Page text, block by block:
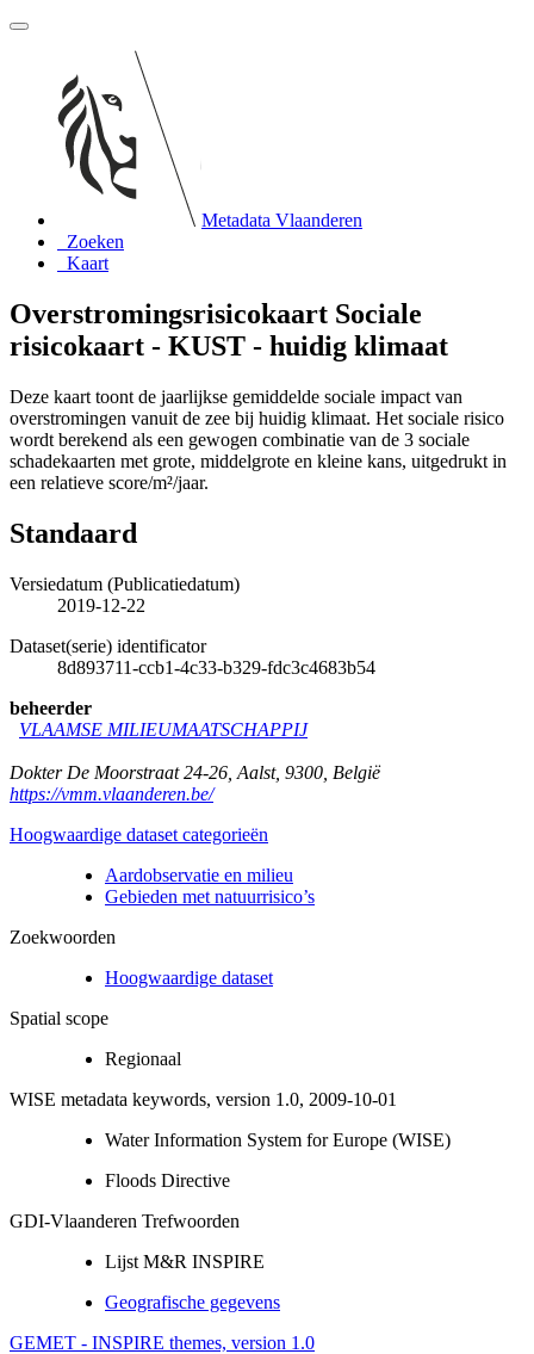
Metadata Vlaanderen
Zoeken
Kaart
Overstromingsrisicokaart Sociale
risicokaart - KUST - huidig klimaat
Deze kaart toont de jaarlijkse gemiddelde sociale impact van
overstromingen vanuit de zee bij huidig klimaat. Het sociale risico
wordt berekend als een gewogen combinatie van de 3 sociale
schadekaarten met grote, middelgrote en kleine kans, uitgedrukt in
een relatieve score/m²/jaar.
Standaard
Versiedatum (Publicatiedatum)
2019-12-22
Dataset(serie) identificator
8d893711-ccb1-4c33-b329-fdc3c4683b54
beheerder
VLAAMSE MILIEUMAATSCHAPPIJ
Dokter De Moorstraat 24-26 Aalst, 9300 België
https://vmm.vlaanderen.be/
Hoogwaardige dataset categorieën
Aardobservatie en milieu
Gebieden met natuurrisico’s
Zoekwoorden
Hoogwaardige dataset
Spatial scope
Regionaal
WISE metadata keywords, version 1.0, 2009-10-01
Water Information System for Europe (WISE)
Floods Directive
GDI-Vlaanderen Trefwoorden
Lijst M&R INSPIRE
Geografische gegevens
GEMET - INSPIRE themes, version 1.0